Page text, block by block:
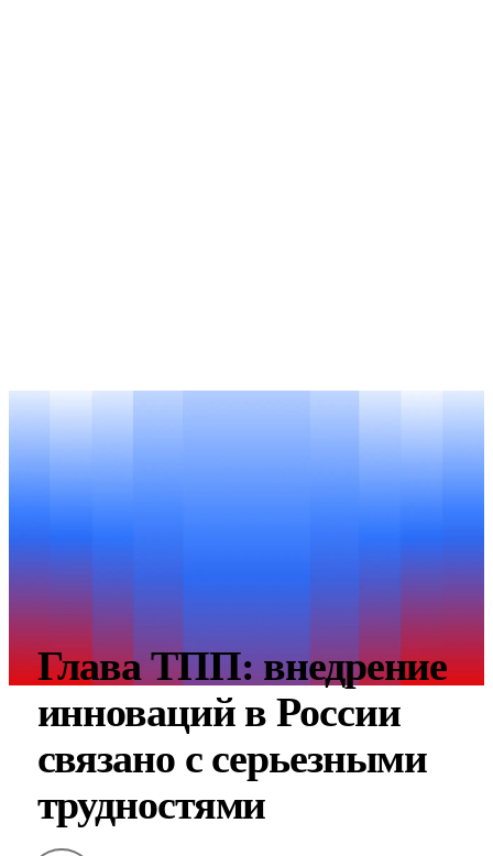
Глава ТПП: внедрение
инноваций в России
связано с серьезными
трудностями